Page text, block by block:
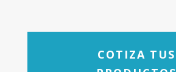
COTIZA TUS